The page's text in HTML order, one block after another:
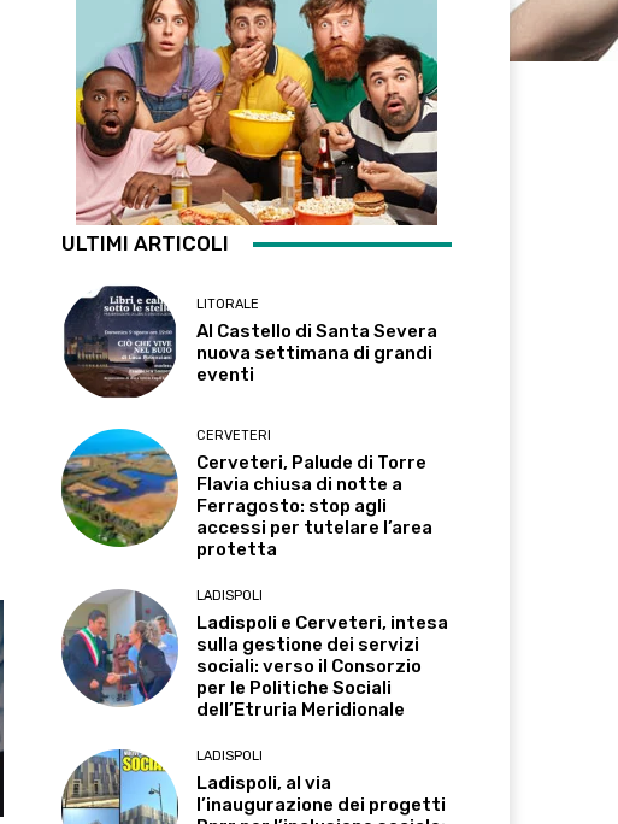
ULTIMI ARTICOLI
LITORALE
Al Castello di Santa Severa
nuova settimana di grandi
eventi
CERVETERI
Cerveteri, Palude di Torre
Flavia chiusa di notte a
Ferragosto: stop agli
accessi per tutelare l’area
protetta
LADISPOLI
Ladispoli e Cerveteri, intesa
sulla gestione dei servizi
sociali: verso il Consorzio
per le Politiche Sociali
dell’Etruria Meridionale
LADISPOLI
Ladispoli, al via
l’inaugurazione dei progetti